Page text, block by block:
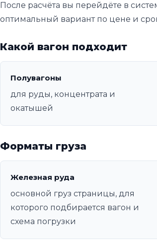
После расчёта вы перейдёте в
оптимальный вариант по цене и
Какой вагон подходит
Полувагоны
для руды, концентрата и
окатышей
Форматы груза
Железная руда
основной груз страницы, для
которого подбирается вагон и
схема погрузки